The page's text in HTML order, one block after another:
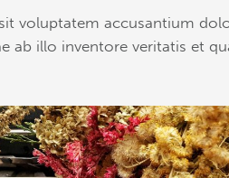
voluptatem accusantium
ab illo inventore veritatis et